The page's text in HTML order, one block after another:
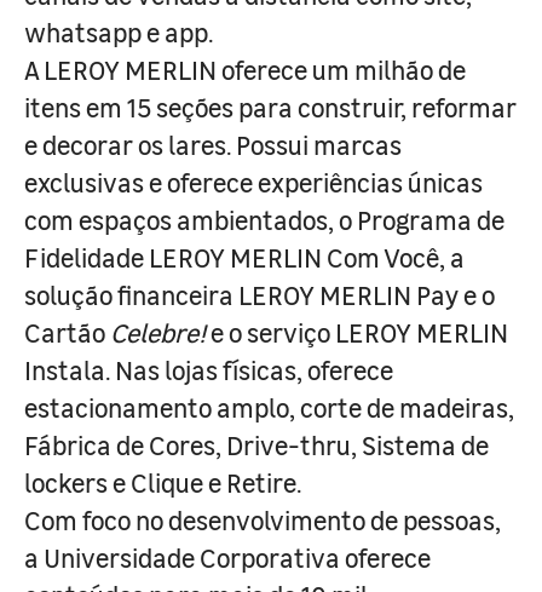
whatsapp e app.
A LEROY MERLIN oferece um milhão de
itens em 15 seções para construir, reformar
e decorar os lares. Possui marcas
exclusivas e oferece experiências únicas
com espaços ambientados, o Programa de
Fidelidade LEROY MERLIN Com Você, a
solução financeira LEROY MERLIN Pay e o
Cartão Celebre!e o serviço LEROY MERLIN
Instala. Nas lojas físicas, oferece
estacionamento amplo, corte de madeiras,
Fábrica de Cores, Drive-thru, Sistema de
lockers e Clique e Retire.
Com foco no desenvolvimento de pessoas,
a Universidade Corporativa oferece